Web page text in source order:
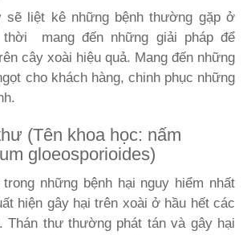
sẽ liệt kê những bệnh thường gặp ở
mang đến những giải pháp để
cây xoài hiệu quả. Mang đến những
cho khách hàng, chinh phục những
(Tên khoa học: nấm
gloeosporioides)
những bệnh hại nguy hiểm nhất
hiện gây hại trên xoài ở hầu hết các
Thán thư thường phát tán và gây hại